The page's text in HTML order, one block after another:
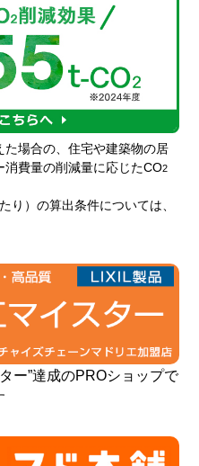
場合の、住宅や建築物の居
費量の削減量に応じたCO2
り）の算出条件については、
ー”達成のPROショップで